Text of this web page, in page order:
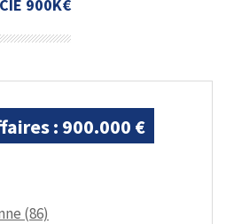
900K€
: 900.000 €
(86)